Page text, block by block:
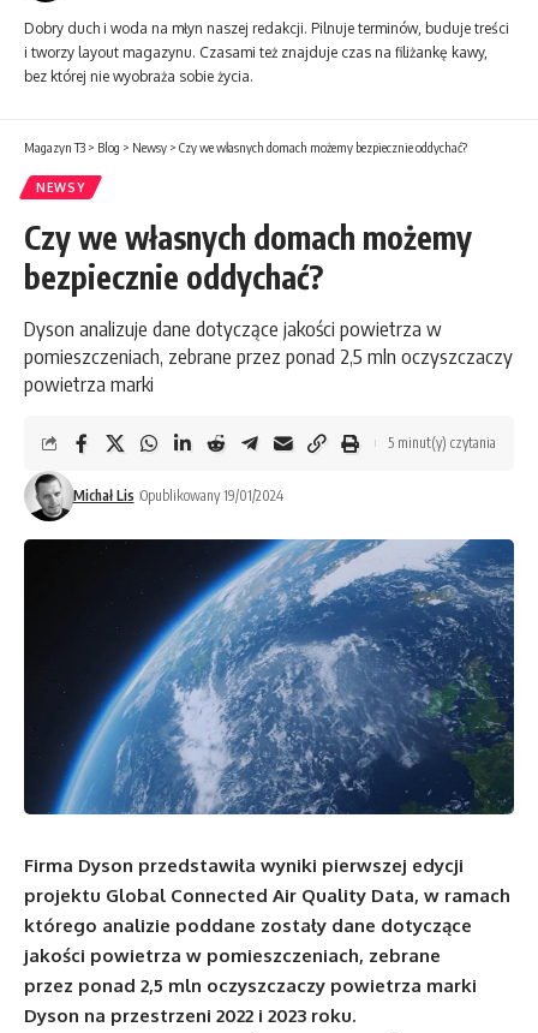
Dobry duch i woda na młyn naszej redakcji. Pilnuje terminów, buduje treści
i tworzy layout magazynu. Czasami też znajduje czas na filiżankę kawy,
bez której nie wyobraża sobie życia.
Magazyn T3 > Blog > Newsy > Czy we własnych domach możemy bezpiecznie oddychać?
NEWSY
Czy we własnych domach możemy
bezpiecznie oddychać?
Dyson analizuje dane dotyczące jakości powietrza w
pomieszczeniach, zebrane przez ponad 2,5 mln oczyszczaczy
powietrza marki
Michał Lis Opublikowany 19/01/2024
5 minut(y) czytania
Firma Dyson przedstawiła wyniki pierwszej edycji
projektu Global Connected Air Quality Data, w ramach
którego analizie poddane zostały dane dotyczące
jakości powietrza w pomieszczeniach, zebrane
przez ponad 2,5 mln oczyszczaczy powietrza marki
Dyson na przestrzeni 2022 i 2023 roku.